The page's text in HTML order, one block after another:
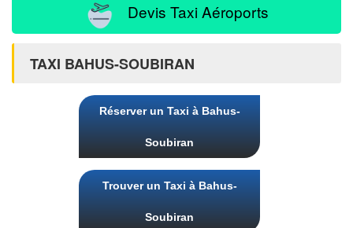
Devis Taxi Aéroports
TAXI BAHUS-SOUBIRAN
Réserver un Taxi à Bahus-
Soubiran
Trouver un Taxi à Bahus-
Soubiran